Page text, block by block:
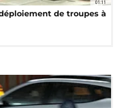
01:11
de troupes à